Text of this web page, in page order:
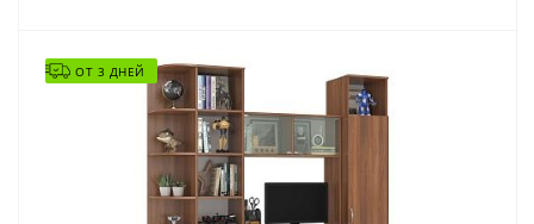
ОТ 3 ДНЕЙ